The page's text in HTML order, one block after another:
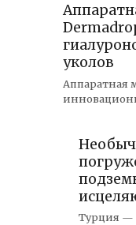
уколов
Аппаратная
Турция —